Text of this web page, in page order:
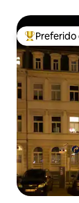
Entre os